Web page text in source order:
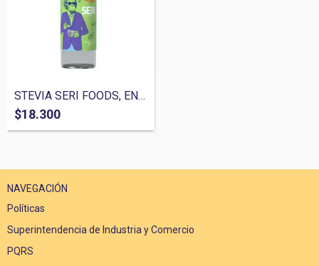
STEVIA SERI FOODS, ENDULZANTE NATURAL SI...
$18.300
NAVEGACIÓN
Políticas
Superintendencia de Industria y Comercio
PQRS